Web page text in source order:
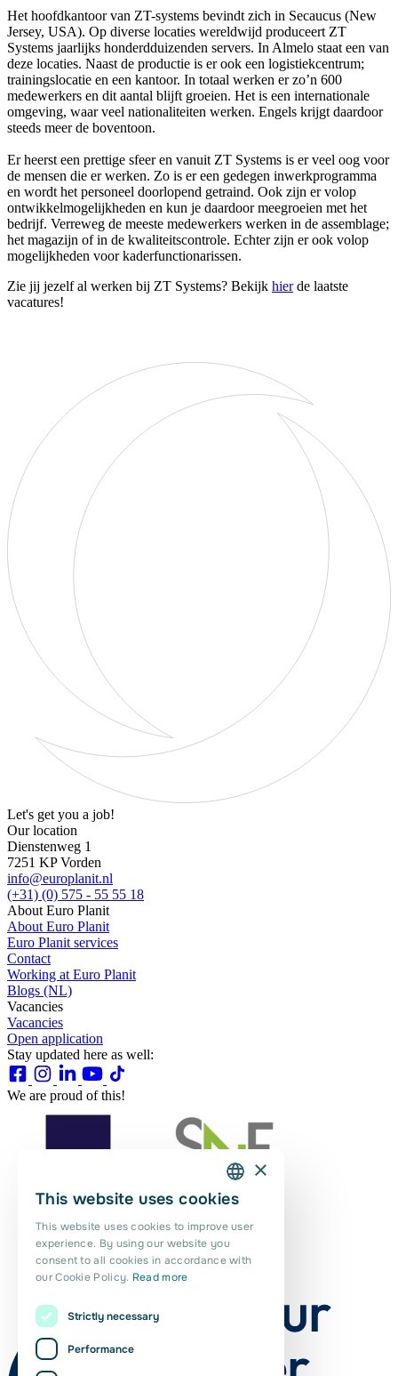
Het hoofdkantoor van ZT-systems bevindt zich in Secaucus (New
Jersey, USA). Op diverse locaties wereldwijd produceert ZT
Systems jaarlijks honderdduizenden servers. In Almelo staat een van
deze locaties. Naast de productie is er ook een logistiekcentrum;
trainingslocatie en een kantoor. In totaal werken er zo’n 600
medewerkers en dit aantal blijft groeien. Het is een internationale
omgeving, waar veel nationaliteiten werken. Engels krijgt daardoor
steeds meer de boventoon.
Er heerst een prettige sfeer en vanuit ZT Systems is er veel oog voor
de mensen die er werken. Zo is er een gedegen inwerkprogramma
en wordt het personeel doorlopend getraind. Ook zijn er volop
ontwikkelmogelijkheden en kun je daardoor meegroeien met het
bedrijf. Verreweg de meeste medewerkers werken in de assemblage;
het magazijn of in de kwaliteitscontrole. Echter zijn er ook volop
mogelijkheden voor kaderfunctionarissen.
Zie jij jezelf al werken bij ZT Systems? Bekijk hierde laatste
vacatures!
Let's get you a job!
Our location
Dienstenweg 1
7251 KP Vorden
info@europlanit.nl
(+31) (0) 575 - 55 55 18
About Euro Planit
About Euro Planit
Euro Planit services
Contact
Working at Euro Planit
Blogs (NL)
Vacancies
Vacancies
Open application
Stay updated here as well:
We are proud of this!
DUTCH
PORTUGUESE
×
This website uses cookies
This website uses cookies to improve user
experience. By using our website you
consent to all cookies in accordance with
our Cookie Policy. Read more
Strictly necessary
Performance